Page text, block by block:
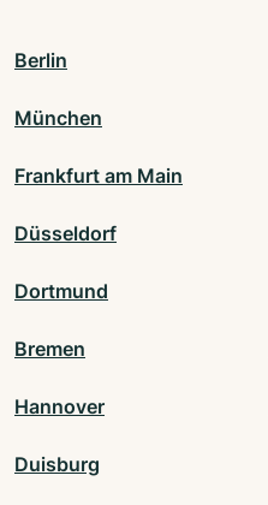
Berlin
München
Frankfurt am Main
Düsseldorf
Dortmund
Bremen
Hannover
Duisburg